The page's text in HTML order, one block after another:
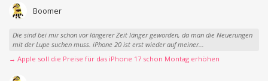
Boomer
Die sind bei mir schon vor längerer Zeit länger geworden, da man die Neuerungen
mit der Lupe suchen muss. iPhone 20 ist erst wieder auf meiner...
→ Apple soll die Preise für das iPhone 17 schon Montag erhöhen